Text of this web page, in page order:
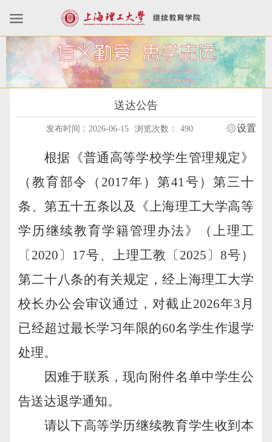
送达公告
发布时间：2026-06-15 浏览次数： 490 设置
根据《普通高等学校学生管理规定》
（教育部令（ 2017年）第41号）第三十
条、第五十五条以及《上海理工大学高等
学历继续教育学籍管理办法》（上理工
〔 2020 〕 17号、上理工教〔 2025 〕 8号）
第二十八条的有关规定，经上海理工大学
校长办公会审议通过，对截止2026年3 月
已经超过最长学习年限的60名学生作退学
处理。
因难于联系，现向附件名单中学生公
告送达退学通知。
请以下高等学历继续教育学生收到本